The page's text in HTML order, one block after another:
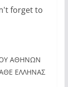
forget to
ΑΘΗΝΩΝ
ΕΛΛΗΝΑΣ